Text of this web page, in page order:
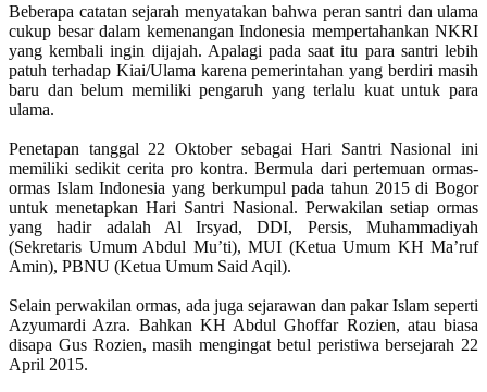
Beberapa catatan sejarah menyatakan bahwa peran santri dan ulama
cukup besar dalam kemenangan Indonesia mempertahankan NKRI
yang kembali ingin dijajah. Apalagi pada saat itu para santri lebih
patuh terhadap Kiai/Ulama karena pemerintahan yang berdiri masih
baru dan belum memiliki pengaruh yang terlalu kuat untuk para
ulama.
Penetapan tanggal 22 Oktober sebagai Hari Santri Nasional ini
memiliki sedikit cerita pro kontra. Bermula dari pertemuan ormas-
ormas Islam Indonesia yang berkumpul pada tahun 2015 di Bogor
untuk menetapkan Hari Santri Nasional. Perwakilan setiap ormas
yang hadir adalah Al Irsyad, DDI, Persis, Muhammadiyah
(Sekretaris Umum Abdul Mu’ti), MUI (Ketua Umum KH Ma’ruf
Amin), PBNU (Ketua Umum Said Aqil).
Selain perwakilan ormas, ada juga sejarawan dan pakar Islam seperti
Azyumardi Azra. Bahkan KH Abdul Ghoffar Rozien, atau biasa
disapa Gus Rozien, masih mengingat betul peristiwa bersejarah 22
April 2015.